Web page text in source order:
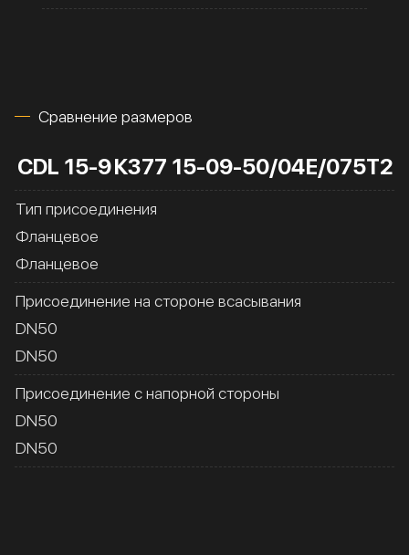
Сравнение размеров
CDL 15-9К377 15-09-50/04Е/075Т2
Тип присоединения
Фланцевое
Фланцевое
Присоединение на стороне всасывания
DN50
DN50
Присоединение с напорной стороны
DN50
DN50